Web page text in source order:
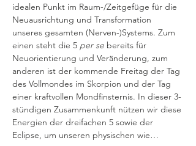
idealen Punkt im Raum-/Zeitgefüge für die
Neuausrichtung und Transformation
unseres gesamten (Nerven-)Systems. Zum
einen steht die 5 per se bereits für
Neuorientierung und Veränderung, zum
anderen ist der kommende Freitag der Tag
des Vollmondes im Skorpion und der Tag
einer kraftvollen Mondfinsternis. In dieser 3-
stündigen Zusammenkunft nützen wir diese
Energien der dreifachen 5 sowie der
Eclipse, um unseren physischen wie…